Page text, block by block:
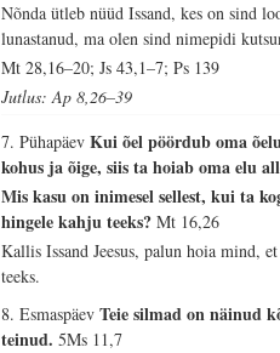
Nõnda ütleb nüüd Issand, kes on sind
lunastanud, ma olen sind nimepidi
Mt 28,16–20; Js 43,1–7; Ps 139
Jutlus: Ap 8,26–39
7. PühapäevKui õel pöördub oma
kohus ja õige, siis ta hoiab oma elu
Mis kasu on inimesel sellest, kui ta
hingele kahju teeks?Mt 16,26
Kallis Issand Jeesus, palun hoia mind,
teeks.
8. EsmaspäevTeie silmad on näinud
teinud.5Ms 11,7